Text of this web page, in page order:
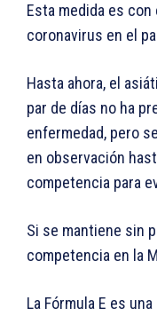
Esta medida es
coronavirus en el
Hasta ahora, el
par de días no ha
enfermedad, pero
en observación
competencia para
Si se mantiene sin
competencia en la
La Fórmula E es